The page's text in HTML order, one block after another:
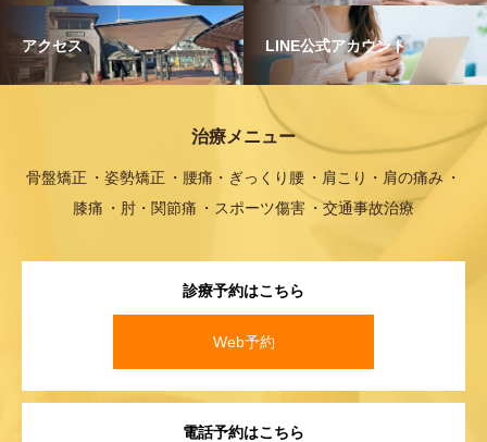
アクセス LINE公式アカウント
治療メニュー
骨盤矯正 姿勢矯正 腰痛・ぎっくり腰
肩こり・肩の痛み
膝痛
肘・関節痛 スポーツ傷害 交通事故治療
診療予約はこちら
Web予約
電話予約はこちら